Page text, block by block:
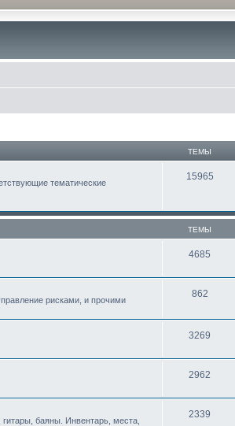
ТЕМЫ
тематические
15965
ТЕМЫ
4685
рисками, и прочими
862
3269
2962
баяны. Инвентарь, места,
2339